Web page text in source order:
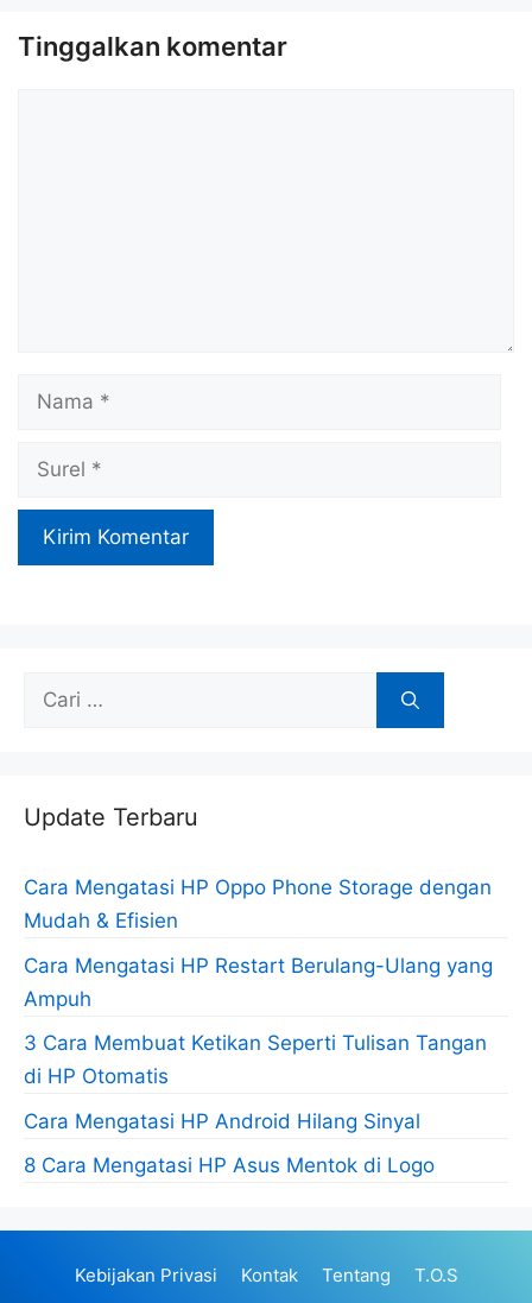
Tinggalkan komentar
Nama
Surel
Cari
Update Terbaru
Cara Mengatasi HP Oppo Phone Storage dengan
Mudah & Efisien
Cara Mengatasi HP Restart Berulang-Ulang yang
Ampuh
3 Cara Membuat Ketikan Seperti Tulisan Tangan
di HP Otomatis
Cara Mengatasi HP Android Hilang Sinyal
8 Cara Mengatasi HP Asus Mentok di Logo
Kebijakan Privasi Kontak Tentang T.O.S